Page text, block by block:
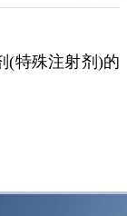
特殊注射剂)的